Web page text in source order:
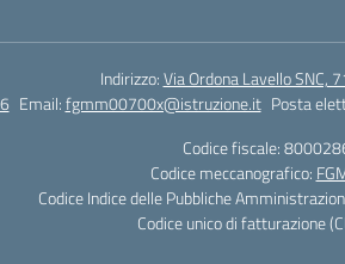
Indirizzo:Via Ordona Lavello SNC,
Email:fgmm00700x@istruzione.it Posta
Codice fiscale:
Codice meccanografico:
Codice Indice delle Pubbliche
Codice unico di fatturazione